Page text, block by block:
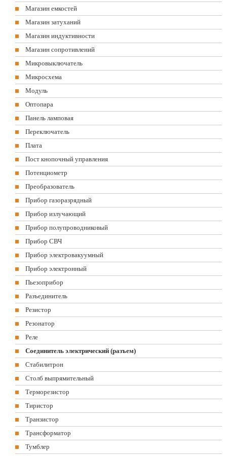
Магазин емкостей
Магазин затуханий
Магазин индуктивности
Магазин сопротивлений
Микровыключатель
Микросхема
Модуль
Оптопара
Панель ламповая
Переключатель
Плата
Пост кнопочный управления
Потенциометр
Преобразователь
Прибор газоразрядный
Прибор излучающий
Прибор полупроводниковый
Прибор СВЧ
Прибор электровакуумный
Прибор электронный
Пьезоприбор
Разъединитель
Резистор
Резонатор
Реле
Соединитель электрический (разъем)
Стабилитрон
Столб выпрямительный
Терморезистор
Тиристор
Транзистор
Трансформатор
Тумблер